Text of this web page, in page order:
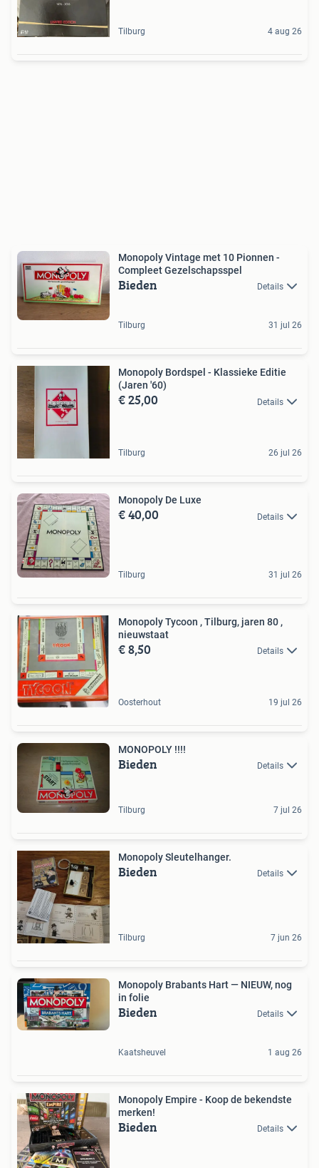
Tilburg 4 aug 26
Monopoly Vintage met 10 Pionnen -
Compleet Gezelschapsspel
Bieden Details
Tilburg 31 jul 26
Monopoly Bordspel - Klassieke Editie
(Jaren '60)
€ 25,00 Details
Tilburg 26 jul 26
Monopoly De Luxe
€ 40,00 Details
Tilburg 31 jul 26
Monopoly Tycoon , Tilburg, jaren 80 ,
nieuwstaat
€ 8,50 Details
Oosterhout 19 jul 26
MONOPOLY !!!!
Bieden Details
Tilburg 7 jul 26
Monopoly Sleutelhanger.
Bieden Details
Tilburg 7 jun 26
Monopoly Brabants Hart — NIEUW, nog
in folie
Bieden Details
Kaatsheuvel 1 aug 26
Monopoly Empire - Koop de bekendste
merken!
Bieden Details